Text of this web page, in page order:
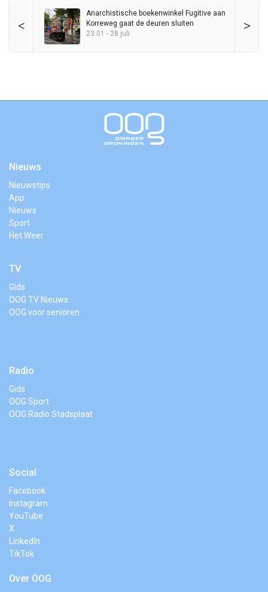
< >
Anarchistische boekenwinkel Fugitive aan
Korreweg gaat de deuren sluiten
23:01 - 28 juli
Nieuws
Nieuwstips
App
Nieuws
Sport
Het Weer
TV
Gids
OOG TV Nieuws
OOG voor senioren
Radio
Gids
OOG Sport
OOG Radio Stadsplaat
Social
Facebook
Instagram
YouTube
X
LinkedIn
TikTok
Over OOG